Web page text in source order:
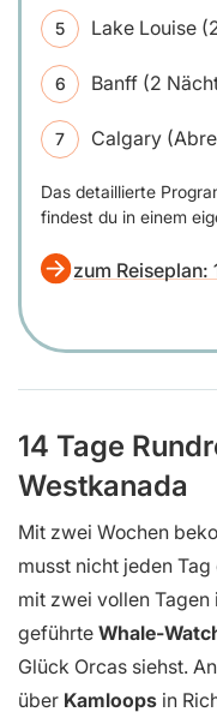
Lake Louise
Banff (2
Calgary
Das detaillierte
findest du in einem
zum Reiseplan:
14 Tage
Westkanada
Mit zwei Wochen
musst nicht jeden
mit zwei vollen Tagen
geführte Whale-
Glück Orcas siehst.
über Kamloops in